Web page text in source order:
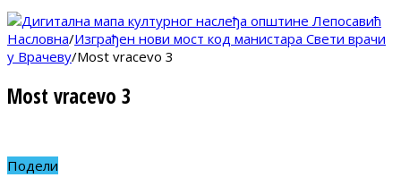
Насловна/Изграђен нови мост код манистара Свети врачи
у Врачеву/Most vracevo 3
Most vracevo 3
Подели